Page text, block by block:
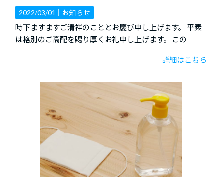
2022/03/01｜ お知らせ
時下ますますご清祥のこととお慶び申し上げます。 平素
は格別のご高配を賜り厚くお礼申し上げます。 この
詳細はこちら